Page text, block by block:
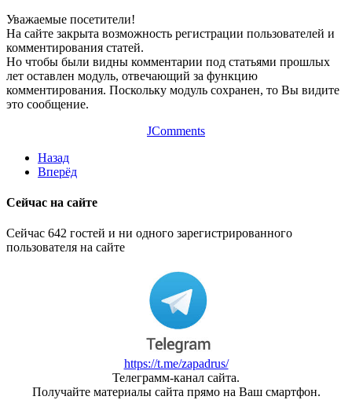
Уважаемые посетители!
На сайте закрыта возможность регистрации пользователей и
комментирования статей.
Но чтобы были видны комментарии под статьями прошлых
лет оставлен модуль, отвечающий за функцию
комментирования. Поскольку модуль сохранен, то Вы видите
это сообщение.
JComments
Назад
Вперёд
Сейчас на сайте
Сейчас 642 гостей и ни одного зарегистрированного
пользователя на сайте
https://t.me/zapadrus/
Телеграмм-канал сайта.
Получайте материалы сайта прямо на Ваш смартфон.